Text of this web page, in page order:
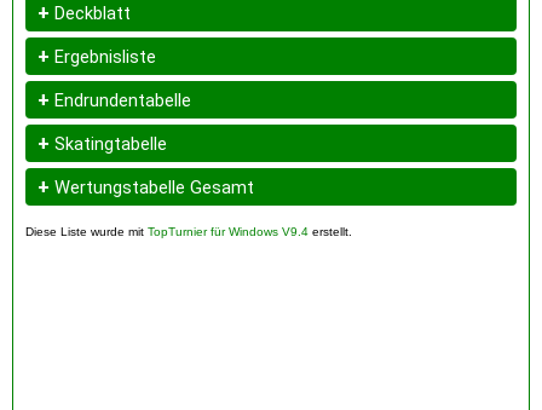
+ Deckblatt
+ Ergebnisliste
+ Endrundentabelle
+ Skatingtabelle
+ Wertungstabelle Gesamt
Diese Liste wurde mit TopTurnier für Windows V9.4 erstellt.